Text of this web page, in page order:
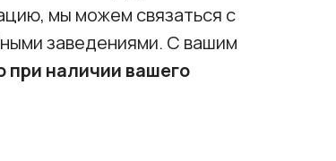
мы можем связаться с
заведениями. С вашим
при наличии вашего